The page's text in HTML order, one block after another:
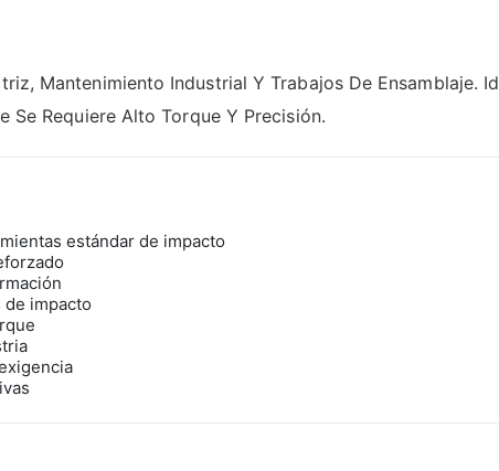
Mantenimiento Industrial Y Trabajos De Ensamblaje.
Se Requiere Alto Torque Y Precisión.
estándar de impacto
de impacto